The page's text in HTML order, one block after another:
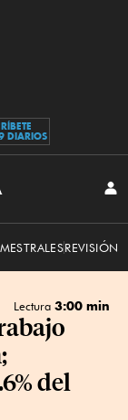
DIARIOS
REVISIÓN
Lectura 3:00 min
del